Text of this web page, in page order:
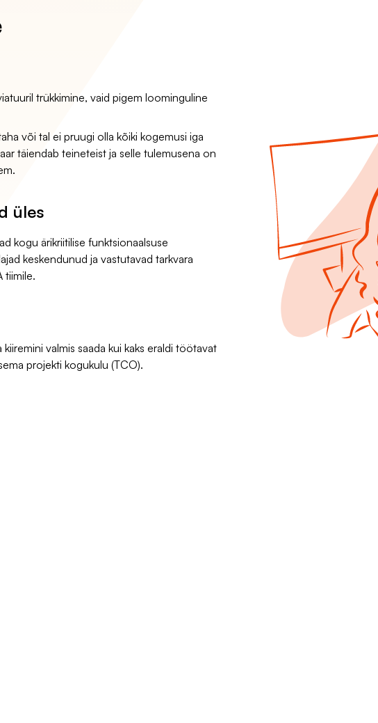
trükkimine, vaid pigem loominguline
või tal ei pruugi olla kõiki kogemusi iga
täiendab teineteist ja selle tulemusena on
üles
kogu ärikriitilise funktsionaalsuse
keskendunud ja vastutavad tarkvara
tiimile.
valmis saada kui kaks eraldi töötavat
projekti kogukulu (TCO).